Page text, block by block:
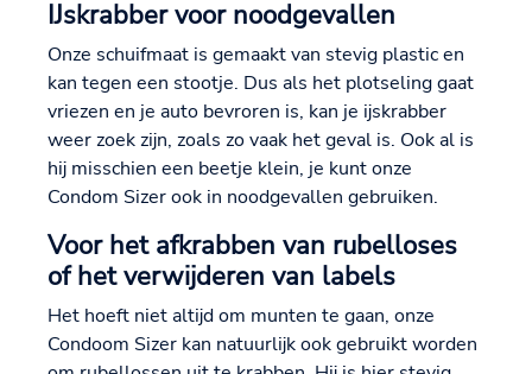
IJskrabber voor noodgevallen
Onze schuifmaat is gemaakt van stevig plastic en
kan tegen een stootje. Dus als het plotseling gaat
vriezen en je auto bevroren is, kan je ijskrabber
weer zoek zijn, zoals zo vaak het geval is. Ook al is
hij misschien een beetje klein, je kunt onze
Condom Sizer ook in noodgevallen gebruiken.
Voor het afkrabben van rubelloses
of het verwijderen van labels
Het hoeft niet altijd om munten te gaan, onze
Condoom Sizer kan natuurlijk ook gebruikt worden